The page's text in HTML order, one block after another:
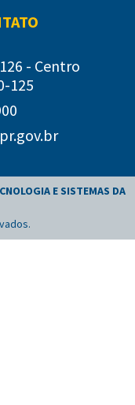
- Centro
125
E SISTEMAS DA